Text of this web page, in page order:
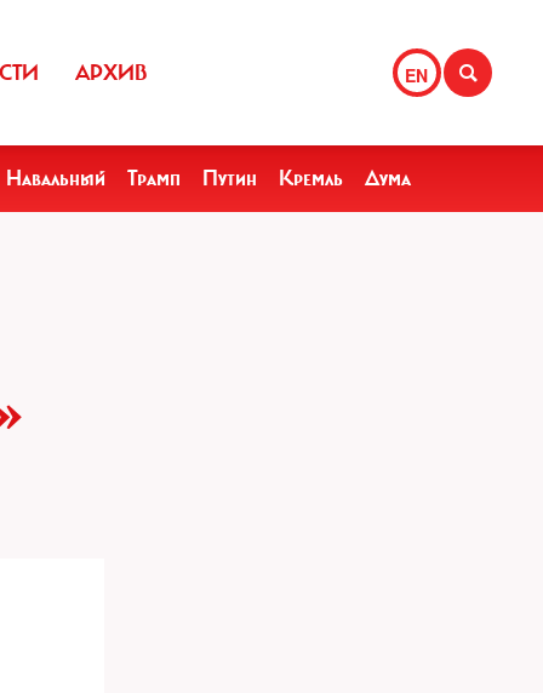
EN
АРХИВ
Навальный Трамп Путин Кремль Дума